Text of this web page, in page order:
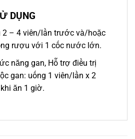
DỤNG
2 – 4 viên/lần trước và/hoặc
rượu với 1 cốc nước lớn.
năng gan, Hỗ trợ điều trị
gan: uống 1 viên/lần x 2
ăn 1 giờ.